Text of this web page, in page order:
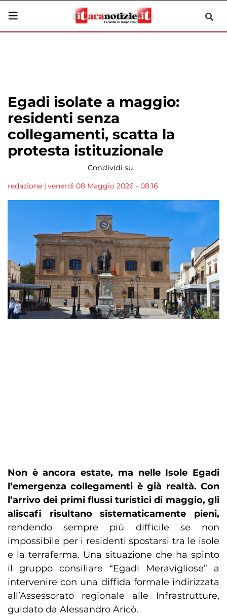
Egadi isolate a maggio:
residenti senza
collegamenti, scatta la
protesta istituzionale
Condividi su:
redazione | venerdì 08 Maggio 2026 - 08:16
Non è ancora estate, ma nelle Isole Egadi
l’emergenza collegamenti è già realtà. Con
l’arrivo dei primi flussi turistici di maggio, gli
aliscafi risultano sistematicamente pieni,
rendendo sempre più difficile se non
impossibile per i residenti spostarsi tra le isole
e la terraferma. Una situazione che ha spinto
il gruppo consiliare “Egadi Meravigliose” a
intervenire con una diffida formale indirizzata
all’Assessorato regionale alle Infrastrutture,
guidato da Alessandro Aricò.